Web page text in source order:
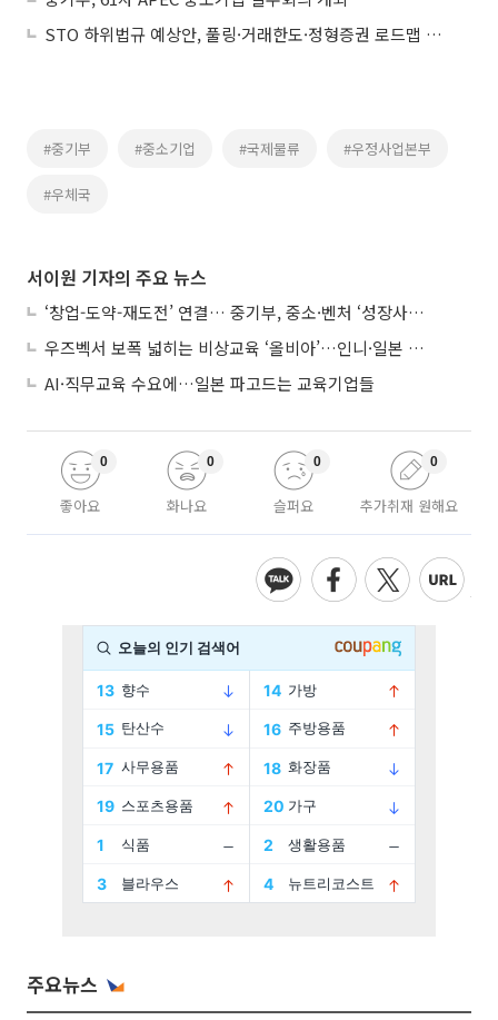
STO 하위법규 예상안, 풀링·거래한도·정형증권 로드맵 제시
#중기부 #중소기업 #국제물류 #우정사업본부
#우체국
서이원 기자의 주요 뉴스
‘창업-도약-재도전’ 연결… 중기부, 중소·벤처 ‘성장사다리’ 짓는다
우즈벡서 보폭 넓히는 비상교육 ‘올비아’…인니·일본 진출 타진
AI·직무교육 수요에…일본 파고드는 교육기업들
좋아요
0
화나요
0
슬퍼요
0
추가취재 원해요
0
주요뉴스